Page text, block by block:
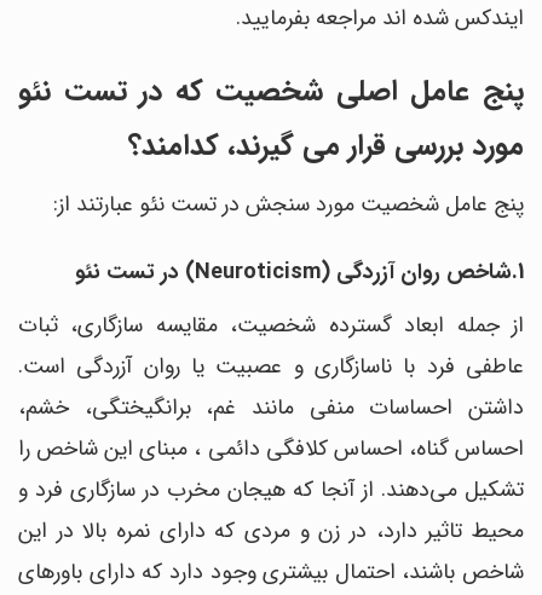
ایندکس شده اند مراجعه بفرمایید.
پنج عامل اصلی شخصیت که در تست نئو
مورد بررسی قرار می گیرند، کدامند؟
پنج عامل شخصیت مورد سنجش در تست نئو عبارتند از:
1.شاخص روان آزردگی (Neuroticism) در تست نئو
از جمله ابعاد گسترده شخصیت، مقایسه سازگاری، ثبات
عاطفی فرد با ناسازگاری و عصبیت یا روان آزردگی است.
داشتن احساسات منفی مانند غم، برانگیختگی، خشم،
احساس گناه، احساس کلافگی دائمی ، مبنای این شاخص را
تشکیل می‌دهند. از آنجا که هیجان مخرب در سازگاری فرد و
محیط تاثیر دارد، در زن و مردی که دارای نمره بالا در این
شاخص باشند، احتمال بیشتری وجود دارد که دارای باورهای